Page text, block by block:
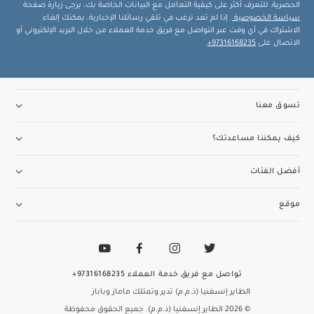
الحصرية. للتعرف أكثر على كيفية التعامل مع البيانات الخاصة بك، يرجى زيارة صفحة
سياسة الخصوصية . إذا لم تعد ترغب في تلقي رسائلنا الإخبارية، يمكنك إلغاء
الاشتراك في أي وقت عبر التواصل مع فريق خدمة العملاء من خلال البريد الإلكتروني أو
الاتصال على 97316168235+
.
تسوق معنا
كيف يمكننا مساعدتك؟
أفضل الفئات
موقع
الطاير إنسغنيا (ذ.م.م) تدير وتمتلك ماماز وباباز
© 2026 الطاير إنسغنيا (ذ.م.م). جميع الحقوق محفوظة
تواصل مع فريق خدمة العملاء 97316168235+